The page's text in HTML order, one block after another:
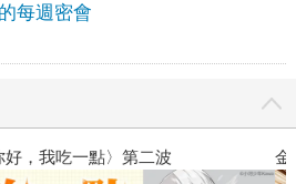
每週密會
，我吃一點〉第二波 金